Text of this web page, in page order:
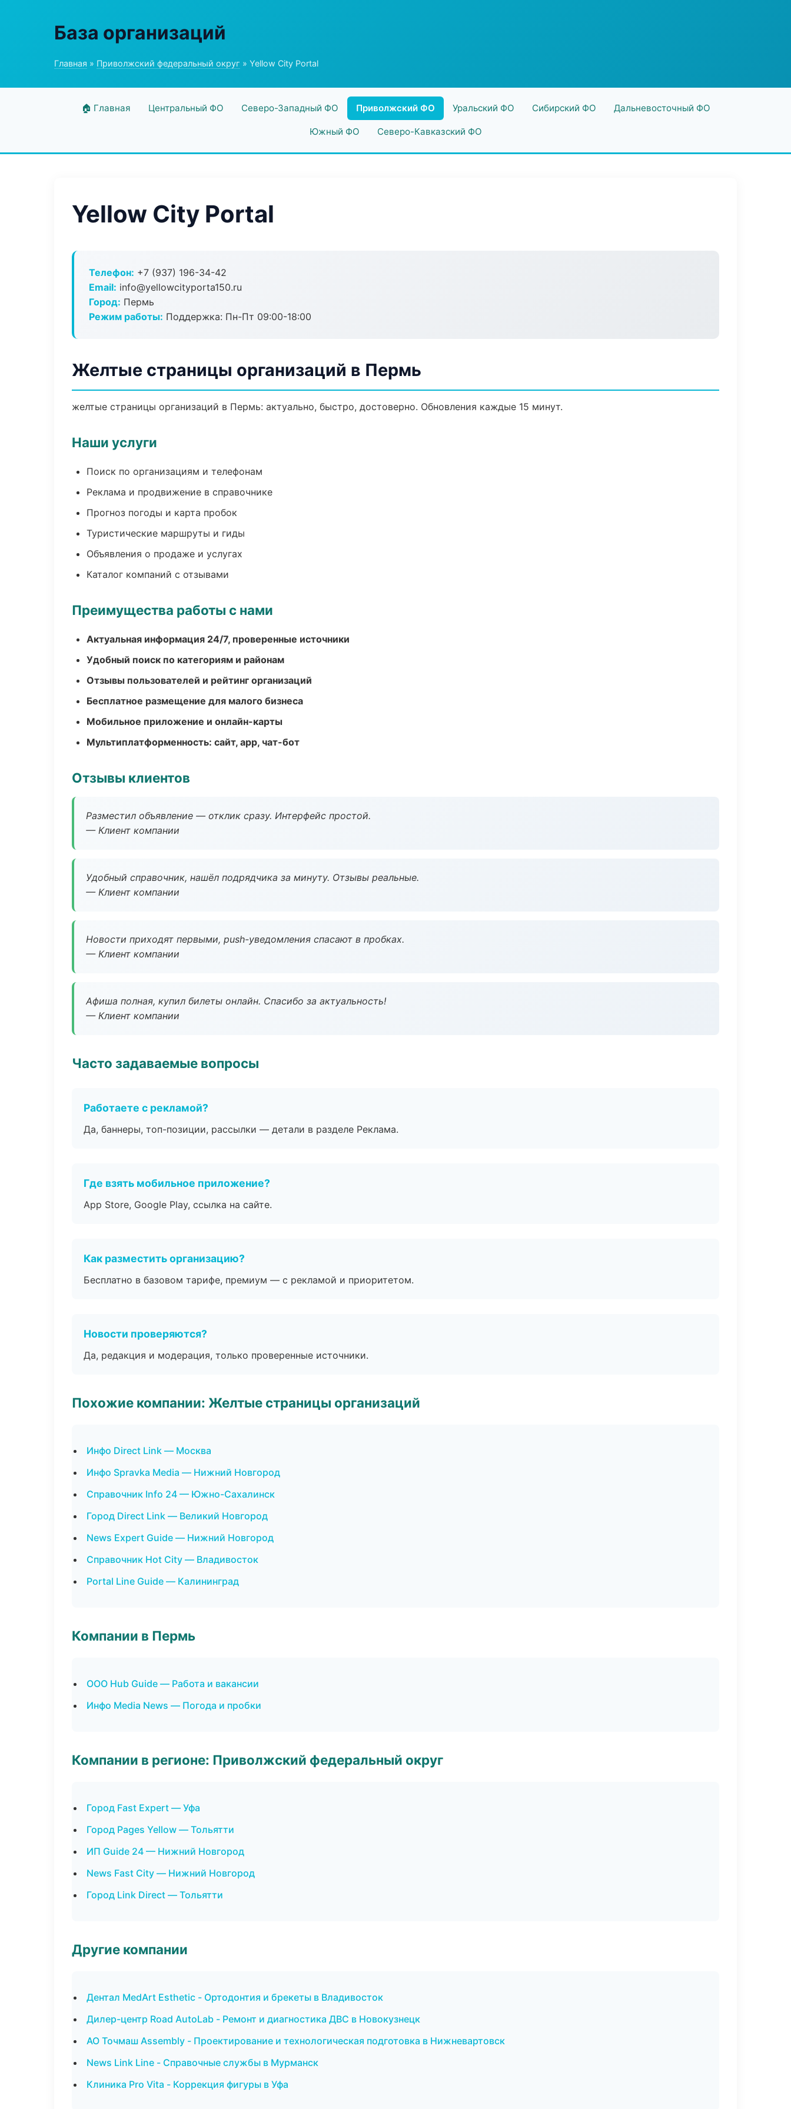
База организаций
Главная » Приволжский федеральный округ » Yellow City Portal
🏠 Главная Центральный ФО Северо-Западный ФО Приволжский ФО Уральский ФО Сибирский ФО Дальневосточный ФО
Южный ФО Северо-Кавказский ФО
Yellow City Portal
Телефон: +7 (937) 196-34-42
Email: info@yellowcityporta150.ru
Город: Пермь
Режим работы: Поддержка: Пн-Пт 09:00-18:00
Желтые страницы организаций в Пермь
желтые страницы организаций в Пермь: актуально, быстро, достоверно. Обновления каждые 15 минут.
Наши услуги
Поиск по организациям и телефонам
Реклама и продвижение в справочнике
Прогноз погоды и карта пробок
Туристические маршруты и гиды
Объявления о продаже и услугах
Каталог компаний с отзывами
Преимущества работы с нами
Актуальная информация 24/7, проверенные источники
Удобный поиск по категориям и районам
Отзывы пользователей и рейтинг организаций
Бесплатное размещение для малого бизнеса
Мобильное приложение и онлайн-карты
Мультиплатформенность: сайт, app, чат-бот
Отзывы клиентов
Разместил объявление — отклик сразу. Интерфейс простой.
— Клиент компании
Удобный справочник, нашёл подрядчика за минуту. Отзывы реальные.
— Клиент компании
Новости приходят первыми, push-уведомления спасают в пробках.
— Клиент компании
Афиша полная, купил билеты онлайн. Спасибо за актуальность!
— Клиент компании
Часто задаваемые вопросы
Работаете с рекламой?
Да, баннеры, топ-позиции, рассылки — детали в разделе Реклама.
Где взять мобильное приложение?
App Store, Google Play, ссылка на сайте.
Как разместить организацию?
Бесплатно в базовом тарифе, премиум — с рекламой и приоритетом.
Новости проверяются?
Да, редакция и модерация, только проверенные источники.
Похожие компании: Желтые страницы организаций
Инфо Direct Link — Москва
Инфо Spravka Media — Нижний Новгород
Справочник Info 24 — Южно-Сахалинск
Город Direct Link — Великий Новгород
News Expert Guide — Нижний Новгород
Справочник Hot City — Владивосток
Portal Line Guide — Калининград
Компании в Пермь
ООО Hub Guide — Работа и вакансии
Инфо Media News — Погода и пробки
Компании в регионе: Приволжский федеральный округ
Город Fast Expert — Уфа
Город Pages Yellow — Тольятти
ИП Guide 24 — Нижний Новгород
News Fast City — Нижний Новгород
Город Link Direct — Тольятти
Другие компании
Дентал MedArt Esthetic - Ортодонтия и брекеты в Владивосток
Дилер-центр Road AutoLab - Ремонт и диагностика ДВС в Новокузнецк
АО Точмаш Assembly - Проектирование и технологическая подготовка в Нижневартовск
News Link Line - Справочные службы в Мурманск
Клиника Pro Vita - Коррекция фигуры в Уфа